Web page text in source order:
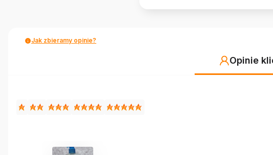
Jak zbieramy opinie?
Opinie